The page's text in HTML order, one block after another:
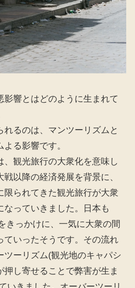
影響とはどのように生まれて
れるのは、マンツーリズムと
る影響です。
、観光旅行の大衆化を意味し
戦以降の経済発展を背景に、
限られてきた観光旅行が大衆
なっていきました。日本も
きっかけに、一気に大衆の間
ていったそうです。その流れ
ツーリズム(観光地のキャパシ
押し寄せることで弊害が生ま